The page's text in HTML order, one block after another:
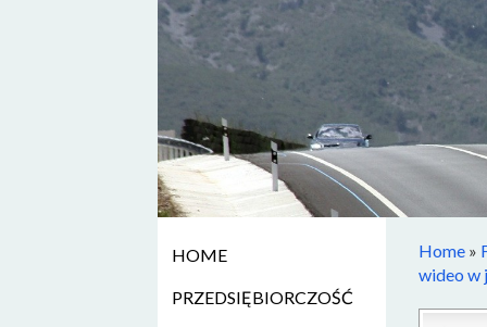
HOME
PRZEDSIĘBIORCZOŚĆ
Home »
wideo w